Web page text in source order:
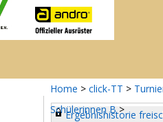
Home > click-TT >
Schülerinnen B>
Ergebnishistorie